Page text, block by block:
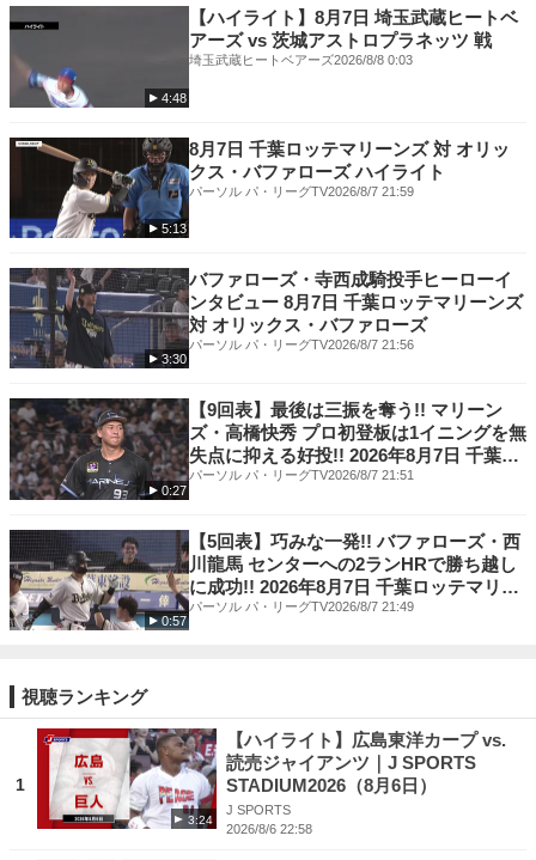
▼新着グッズ
https://dragonsshop.info/category/CT001_001/
----------------------------------
▼ドアラ関連グッズ
https://dragonsshop.info/category/CT022_001/
▼ライセンス商品
http://dragons.jp/shop/licensegoods/
----------------------------------
▼選手プロデュースメニュー
https://dragons.jp/nagoyadome/gourmet/producemenu.php
●球団公式WEBサイト
https://dragons.jp/#deny_mobile_redirect
━━━━━━━━━━━━━━━━━
●公式Youtubeチャンネル
http://www.youtube.com/channel/UC57LcTUKgjDg_K_VJXnmCTg?
sub_confirmation=1
----------------------------------
●公式 X
https://nbjb.f.msgs.jp/us/c2/b1JhF?t1=OG5&t2=387GksxTYjE&t3=qTph8
----------------------------------
https://nbjb.f.msgs.jp/us/c2/b1Jhf?t1=OG5&t2=387GksxTYjE&t3=qTphD
----------------------------------
●公式Facebook
https://nbjb.f.msgs.jp/us/c2/b1JhB?t1=OG5&t2=387GksxTYjE&t3=qTphz
━━━━━━━━━━━━━━━━━
4:48
【ハイライト】8月7日 埼玉武蔵ヒートベ
アーズ vs 茨城アストロプラネッツ 戦
埼玉武蔵ヒートベアーズ2026/8/8 0:03
5:13
8月7日 千葉ロッテマリーンズ 対 オリッ
クス・バファローズ ハイライト
パーソル パ・リーグTV2026/8/7 21:59
3:30
バファローズ・寺西成騎投手ヒーローイ
ンタビュー 8月7日 千葉ロッテマリーンズ
対 オリックス・バファローズ
パーソル パ・リーグTV2026/8/7 21:56
0:27
【9回表】最後は三振を奪う!! マリーン
ズ・高橋快秀 プロ初登板は1イニングを無
失点に抑える好投!! 2026年8月7日 千葉ロ
ッテマリーンズ 対 オリックス・バファロ
パーソル パ・リーグTV2026/8/7 21:51
0:57
【5回表】巧みな一発!! バファローズ・西
川龍馬 センターへの2ランHRで勝ち越し
に成功!! 2026年8月7日 千葉ロッテマリー
ンズ 対 オリックス・バファローズ
パーソル パ・リーグTV2026/8/7 21:49
視聴ランキング
1
3:24
【ハイライト】広島東洋カープ vs.
読売ジャイアンツ｜J SPORTS
STADIUM2026（8月6日）
J SPORTS
2026/8/6 22:58